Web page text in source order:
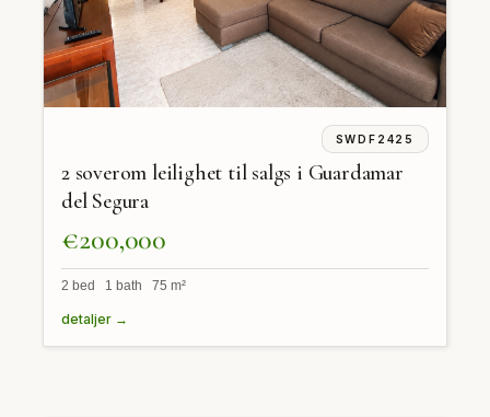
SWDF2425
2 soverom leilighet til salgs i Guardamar
del Segura
€200,000
2 bed 1 bath 75 m²
detaljer →